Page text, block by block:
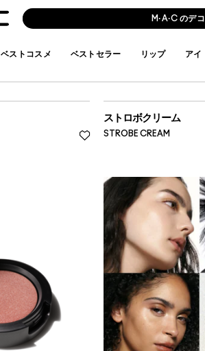
M·A·C のデ
ベストコスメ ベストセラー リップ アイ
ストロボクリーム
STROBE CREAM